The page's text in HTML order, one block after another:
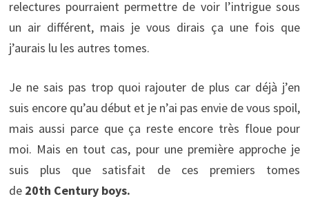
relectures pourraient permettre de voir l’intrigue sous
un air différent, mais je vous dirais ça une fois que
j’aurais lu les autres tomes.
Je ne sais pas trop quoi rajouter de plus car déjà j’en
suis encore qu’au début et je n’ai pas envie de vous spoil,
mais aussi parce que ça reste encore très floue pour
moi. Mais en tout cas, pour une première approche je
suis plus que satisfait de ces premiers tomes
de 20th Century boys.